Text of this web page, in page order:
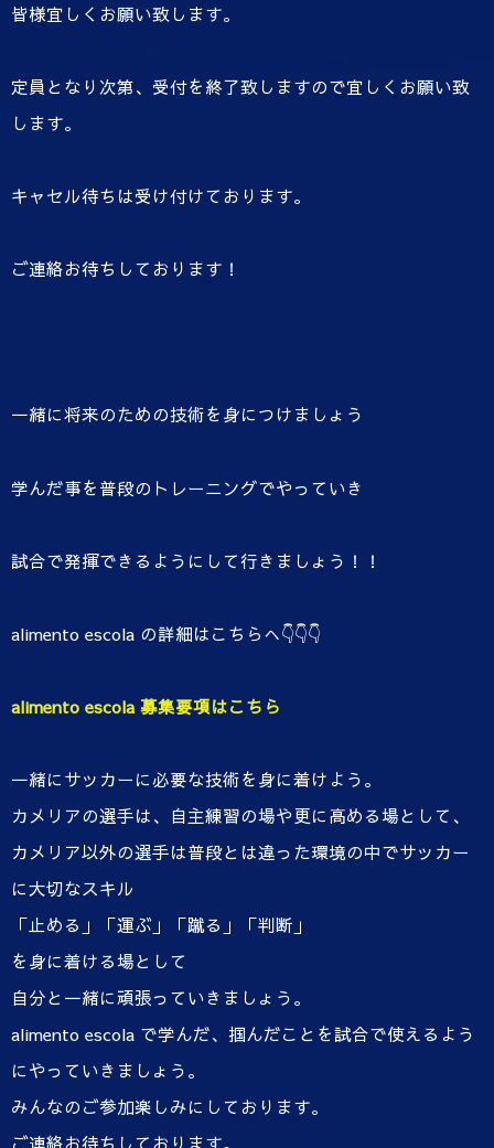
皆様宜しくお願い致します。
定員となり次第、受付を終了致しますので宜しくお願い致
します。
キャセル待ちは受け付けております。
ご連絡お待ちしております！
一緒に将来のための技術を身につけましょう
学んだ事を普段のトレーニングでやっていき
試合で発揮できるようにして行きましょう！！
alimento escola の詳細はこちらへ👇👇👇
alimento escola 募集要項はこちら
一緒にサッカーに必要な技術を身に着けよう。
カメリアの選手は、自主練習の場や更に高める場として、
カメリア以外の選手は普段とは違った環境の中でサッカー
に大切なスキル
「止める」「運ぶ」「蹴る」「判断」
を身に着ける場として
自分と一緒に頑張っていきましょう。
alimento escola で学んだ、掴んだことを試合で使えるよう
にやっていきましょう。
みんなのご参加楽しみにしております。
ご連絡お待ちしております。